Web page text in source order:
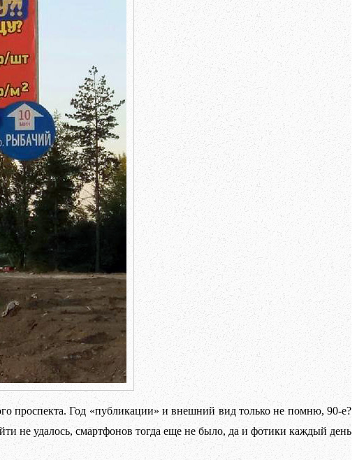
проспекта. Год «публикации» и внешний вид только не помню, 90-е?
не удалось, смартфонов тогда еще не было, да и фотики каждый день